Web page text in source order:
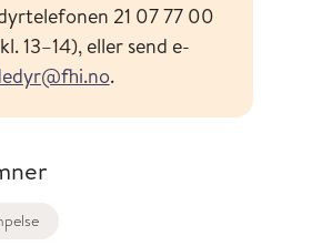
21 07 77 00
13–14), eller send e-
.